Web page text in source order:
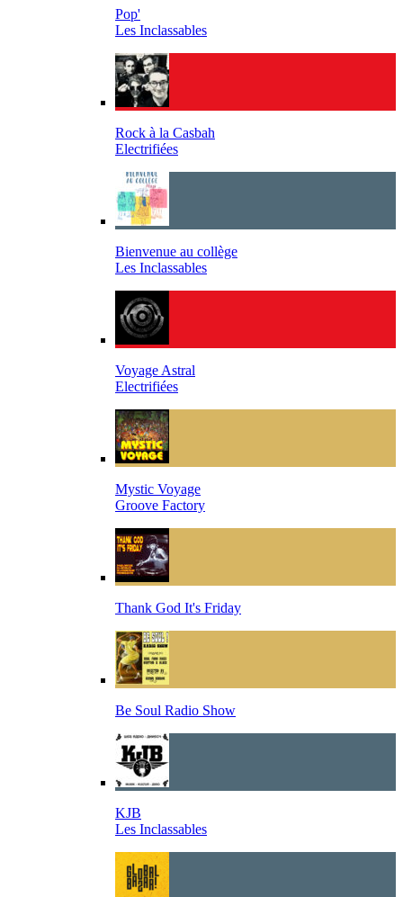
Pop'
Les Inclassables
Rock à la Casbah
Electrifiées
Bienvenue au collège
Les Inclassables
Voyage Astral
Electrifiées
Mystic Voyage
Groove Factory
Thank God It's Friday
Be Soul Radio Show
KJB
Les Inclassables